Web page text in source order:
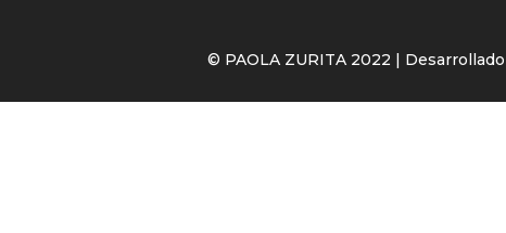
© PAOLA ZURITA 2022 |